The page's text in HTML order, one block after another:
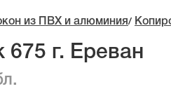
из ПВХ и алюминия /
г. Ереван